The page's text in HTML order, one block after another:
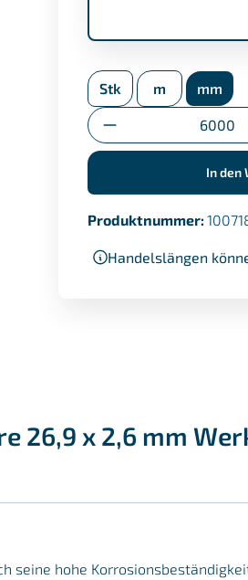
Stk m
mm
Anzahl
In den
Produktnummer:
Handelslängen
x 2,6 mm
seine hohe